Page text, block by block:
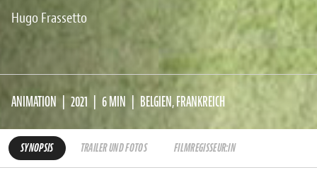
Hugo Frassetto
ANIMATION 2021 6 MIN BELGIEN, FRANKREICH
SYNOPSIS TRAILER UND FOTOS FILMREGISSEUR:IN